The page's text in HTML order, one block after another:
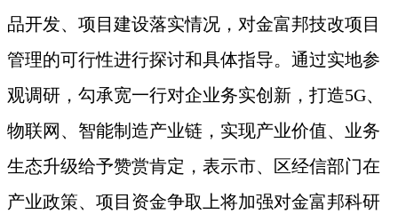
品开发、项目建设落实情况，对金富邦技改项目
管理的可行性进行探讨和具体指导。通过实地参
观调研，勾承宽一行对企业务实创新，打造5G、
物联网、智能制造产业链，实现产业价值、业务
生态升级给予赞赏肯定，表示市、区经信部门在
产业政策、项目资金争取上将加强对金富邦科研